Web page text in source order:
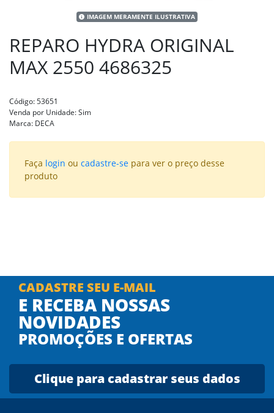
IMAGEM MERAMENTE ILUSTRATIVA
REPARO HYDRA ORIGINAL
MAX 2550 4686325
Código:53651
Venda por Unidade:Sim
Marca: DECA
Faça login ou cadastre-se para ver o preço desse
produto
CADASTRE SEU E-MAIL
E RECEBA NOSSAS
NOVIDADES
PROMOÇÕES E OFERTAS
Clique para cadastrar seus dados